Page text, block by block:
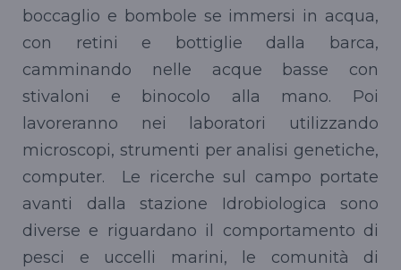
boccaglio e bombole se immersi in acqua,
con retini e bottiglie dalla barca,
camminando nelle acque basse con
stivaloni e binocolo alla mano. Poi
lavoreranno nei laboratori utilizzando
microscopi, strumenti per analisi genetiche,
computer. Le ricerche sul campo portate
avanti dalla stazione Idrobiologica sono
diverse e riguardano il comportamento di
pesci e uccelli marini, le comunità di